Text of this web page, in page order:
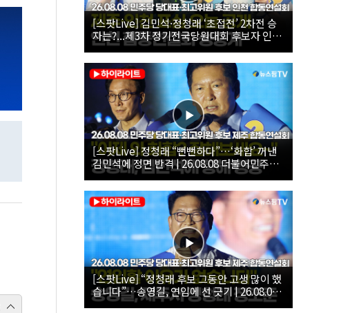
[스팟Live] 김민석·정청래 ‘초접전’ 2차전 승
자는?...제3차 정기전국당원대회 후보자 인천
합동연설회 생중계 | 26.08.08
[스팟Live] 정청래 “뻔뻔하다”…‘화합’ 꺼낸
김민석에 정면 반격 | 26.08.08 더불어민주당
당대표·최고위원 후보 제주 합동연설회
[스팟Live] “정청래 후보 그동안 고생 많이 했
습니다”…송영길, 연임에 선 긋기 | 26.08.08
더불어민주당 당대표·최고위원 후보 제주 합